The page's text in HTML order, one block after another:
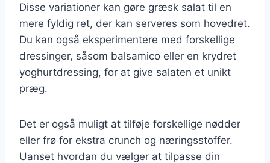
Disse variationer kan gøre græsk salat til en
mere fyldig ret, der kan serveres som hovedret.
Du kan også eksperimentere med forskellige
dressinger, såsom balsamico eller en krydret
yoghurtdressing, for at give salaten et unikt
præg.
Det er også muligt at tilføje forskellige nødder
eller frø for ekstra crunch og næringsstoffer.
Uanset hvordan du vælger at tilpasse din